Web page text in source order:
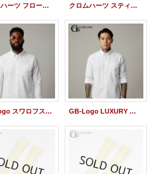
クロムハーツ フローラルクロス IDブレスレット 新品仕上げ 燻し加工 クロムハーツ スティックピン CHプラス 新品仕上げ 燻し加工
GB-Logo スワロフスキー ボタンダウンシャツ ユニセックスモデル GB-Logo LUXURY ボタンダウンシャツ ユニセックスモデル